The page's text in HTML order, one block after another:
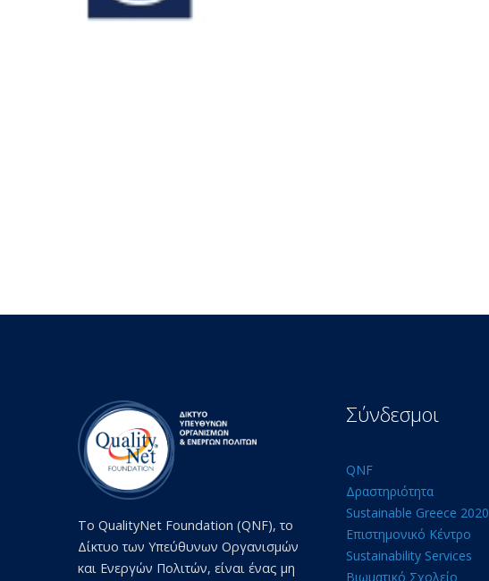
Το QualityNet Foundation (QNF), το
Δίκτυο των Υπεύθυνων Οργανισμών
και Ενεργών Πολιτών, είναι ένας μη
Σύνδεσμοι
QNF
Δραστηριότητα
Sustainable Greece 2020
Επιστημονικό Κέντρο
Sustainability Services
Βιωματικό Σχολείο